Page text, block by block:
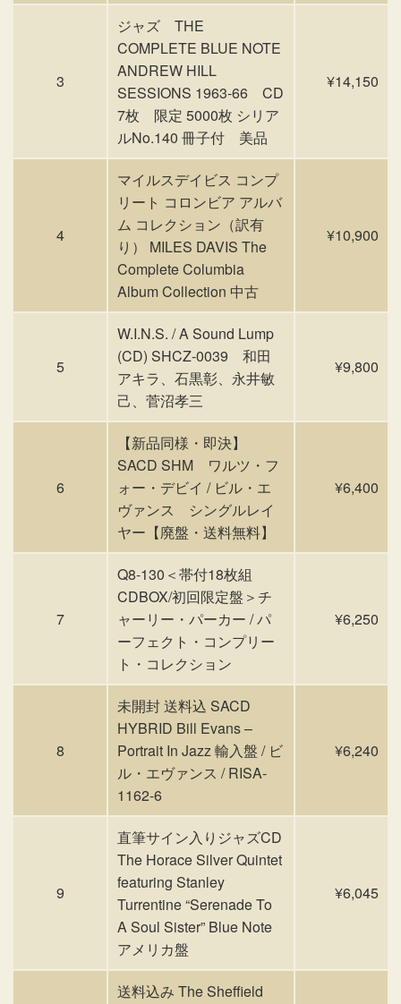
3
ジャズ THE
COMPLETE BLUE NOTE
ANDREW HILL
SESSIONS 1963-66 CD
7枚 限定 5000枚 シリア
ルNo.140 冊子付 美品
¥14,150
4
マイルスデイビス コンプ
リート コロンビア アルバ
ム コレクション（訳有
り） MILES DAVIS The
Complete Columbia
Album Collection 中古
¥10,900
5
W.I.N.S. / A Sound Lump
(CD) SHCZ-0039 和田
アキラ、石黒彰、永井敏
己、菅沼孝三
¥9,800
6
【新品同様・即決】
SACD SHM ワルツ・フ
ォー・デビイ / ビル・エ
ヴァンス シングルレイ
ヤー【廃盤・送料無料】
¥6,400
7
Q8-130＜帯付18枚組
CDBOX/初回限定盤＞チ
ャーリー・パーカー / パ
ーフェクト・コンプリー
ト・コレクション
¥6,250
8
未開封 送料込 SACD
HYBRID Bill Evans –
Portrait In Jazz 輸入盤 / ビ
ル・エヴァンス / RISA-
1162-6
¥6,240
9
直筆サイン入りジャズCD
The Horace Silver Quintet
featuring Stanley
Turrentine “Serenade To
A Soul Sister” Blue Note
アメリカ盤
¥6,045
送料込み The Sheffield